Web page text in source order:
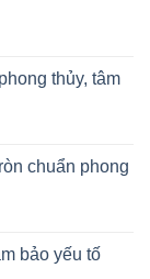
thủy, tâm
chuẩn phong
bảo yếu tố